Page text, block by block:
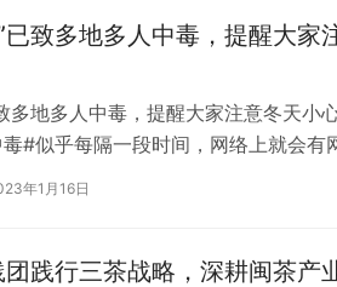
已致多地多人中毒，提醒大家
多地多人中毒，提醒大家注意冬天小
#似乎每隔一段时间，网络上就会有
不住跟风。比如，在这个寒冷的冬天
四溢，烟火密集，真让人羡慕。但是
年1月16日
团践行三茶战略，深耕闽茶产